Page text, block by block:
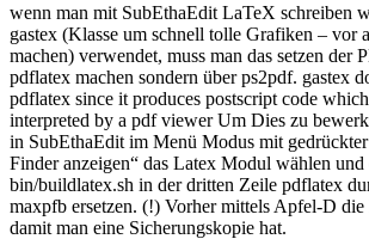
wenn man mit SubEthaEdit LaTeX schreiben
gastex (Klasse um schnell tolle Grafiken – vor
machen) verwendet, muss man das setzen der
pdflatex machen sondern über ps2pdf. gastex
pdflatex since it produces postscript code
interpreted by a pdf viewer Um Dies zu
in SubEthaEdit im Menü Modus mit
Finder anzeigen“ das Latex Modul wählen und
bin/buildlatex.sh in der dritten Zeile pdflatex
maxpfb ersetzen. (!) Vorher mittels Apfel-D
damit man eine Sicherungskopie hat.